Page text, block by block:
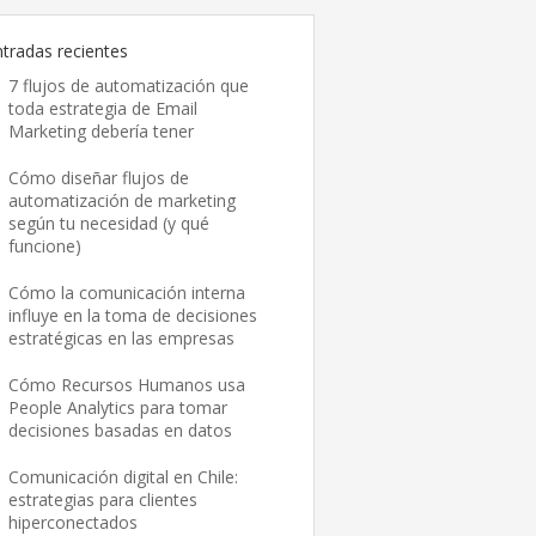
recientes
7 flujos de automatización que
toda estrategia de Email
Marketing debería tener
Cómo diseñar flujos de
automatización de marketing
según tu necesidad (y qué
funcione)
Cómo la comunicación interna
influye en la toma de decisiones
estratégicas en las empresas
Cómo Recursos Humanos usa
People Analytics para tomar
decisiones basadas en datos
Comunicación digital en Chile:
estrategias para clientes
hiperconectados